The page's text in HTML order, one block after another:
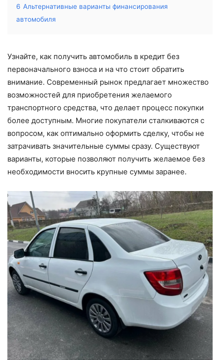
6 Альтернативные варианты финансирования
автомобиля
Узнайте, как получить автомобиль в кредит без
первоначального взноса и на что стоит обратить
внимание. Современный рынок предлагает множество
возможностей для приобретения желаемого
транспортного средства, что делает процесс покупки
более доступным. Многие покупатели сталкиваются с
вопросом, как оптимально оформить сделку, чтобы не
затрачивать значительные суммы сразу. Существуют
варианты, которые позволяют получить желаемое без
необходимости вносить крупные суммы заранее.